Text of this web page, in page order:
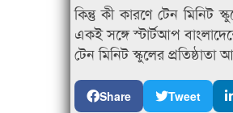
কিন্তু কী কারণে টেন মিনিট
একই সঙ্গে স্টার্টআপ
টেন মিনিট স্কুলের প্রতিষ্ঠাতা
Share Tweet